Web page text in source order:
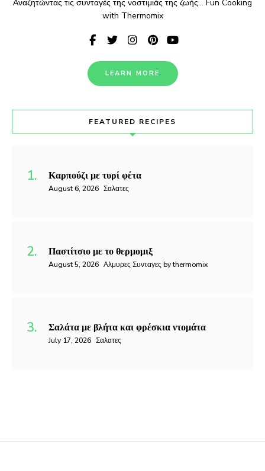
Αναζητώντας τις συνταγές της νοστιμιάς της ζωής... Fun Cooking
with Thermomix
LEARN MORE
FEATURED RECIPES
Καρπούζι με τυρί φέτα
August 6, 2026 Σαλατες
Παστίτσιο με το θερμομιξ
August 5, 2026 Αλμυρες Συνταγες by thermomix
Σαλάτα με βλήτα και φρέσκια ντομάτα
July 17, 2026 Σαλατες